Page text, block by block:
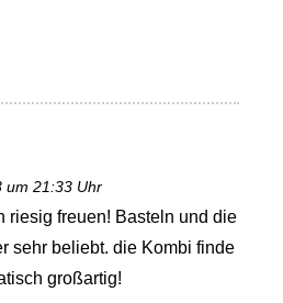
um 21:33 Uhr
riesig freuen! Basteln und die
sehr beliebt. die Kombi finde
großartig!